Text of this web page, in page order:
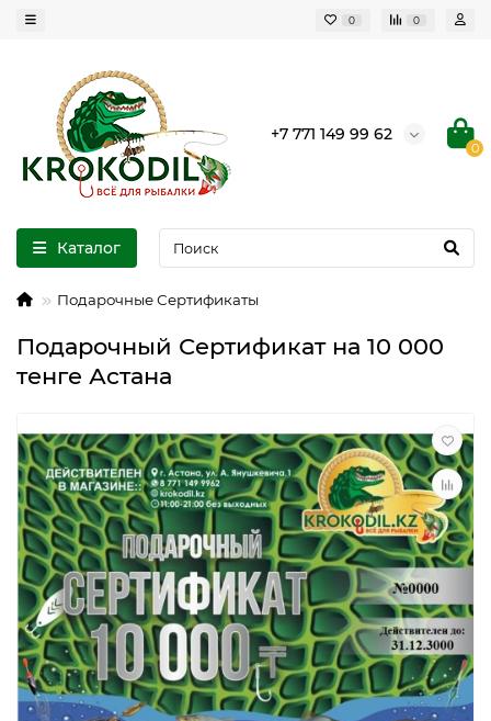
0 0
+7 771 149 99 62
0
Каталог
Подарочные Сертификаты
Подарочный Сертификат на 10 000
тенге Астана